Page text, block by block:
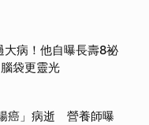
病！他自曝長壽8祕
袋更靈光
癌」病逝 營養師曝